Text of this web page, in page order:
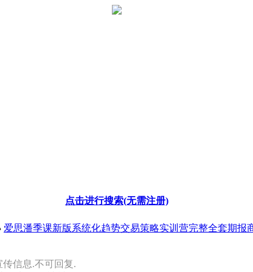
点击进行搜索(无需注册)
爱思潘季课新版系统化趋势交易策略实训营完整全套期报
信息.不可回复.